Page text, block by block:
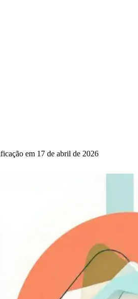
em 17 de abril de 2026